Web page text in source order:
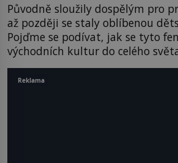
Původně sloužily dospělým pro
až později se staly oblíbenou
Pojďme se podívat, jak se tyto
východních kultur do celého
Reklama